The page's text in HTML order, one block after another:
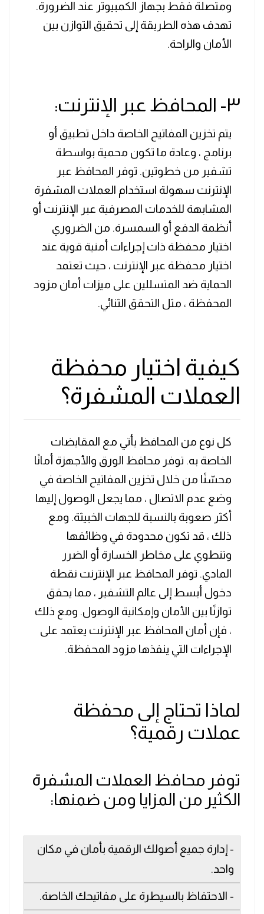
ومتصلة فقط بجهاز الكمبيوتر عند الضرورة.
تهدف هذه الطريقة إلى تحقيق التوازن بين
الأمان والراحة.
٣- المحافظ عبر الإنترنت:
يتم تخزين المفاتيح الخاصة داخل تطبيق أو
برنامج ، وعادة ما تكون محمية بواسطة
تشفير من خطوتين. توفر المحافظ عبر
الإنترنت سهولة استخدام العملات المشفرة
المشابهة للخدمات المصرفية عبر الإنترنت أو
أنظمة الدفع أو السمسرة. من الضروري
اختيار محفظة ذات إجراءات أمنية قوية عند
اختيار محفظة عبر الإنترنت ، حيث تعتمد
الحماية ضد المتسللين على ميزات أمان مزود
المحفظة ، مثل التحقق الثنائي.
كيفية اختيار محفظة
العملات المشفرة؟
كل نوع من المحافظ يأتي مع المقايضات
الخاصة به. توفر محافظ الورق والأجهزة أمانًا
محسّنًا من خلال تخزين المفاتيح الخاصة في
وضع عدم الاتصال ، مما يجعل الوصول إليها
أكثر صعوبة بالنسبة للجهات الخبيثة. ومع
ذلك ، قد تكون محدودة في وظائفها
وتنطوي على مخاطر الخسارة أو الضرر
المادي. توفر المحافظ عبر الإنترنت نقطة
دخول أبسط إلى عالم التشفير ، مما يحقق
توازنًا بين الأمان وإمكانية الوصول. ومع ذلك
، فإن أمان المحافظ عبر الإنترنت يعتمد على
الإجراءات التي ينفذها مزود المحفظة.
لماذا تحتاج إلى محفظة
عملات رقمية؟
توفر محافظ العملات المشفرة
الكثير من المزايا ومن ضمنها:
- إدارة جميع أصولك الرقمية بأمان في مكان
واحد.
- الاحتفاظ بالسيطرة على مفاتيحك الخاصة.